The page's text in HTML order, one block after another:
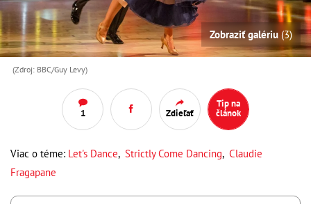
Zobraziť galériu (3)
(Zdroj: BBC/Guy Levy)
1 Zdieľať
Tip na
článok
Viac o téme: Let's Dance, Strictly Come Dancing, Claudie
Fragapane